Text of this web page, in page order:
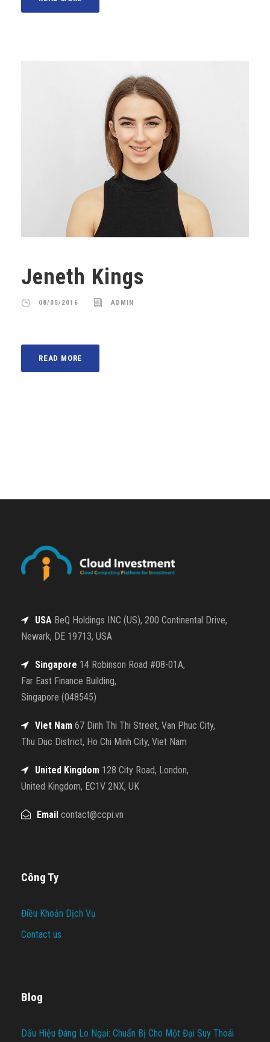
Jeneth Kings
08/05/2016 ADMIN
READ MORE
USA BeQ Holdings INC (US), 200 Continental Drive,
Newark, DE 19713, USA
Singapore 14 Robinson Road #08-01A,
Far East Finance Building,
Singapore (048545)
Viet Nam 67 Dinh Thi Thi Street, Van Phuc City,
Thu Duc District, Ho Chi Minh City, Viet Nam
United Kingdom 128 City Road, London,
United Kingdom, EC1V 2NX, UK
Email contact@ccpi.vn
Công Ty
Điều Khoản Dịch Vụ
Contact us
Blog
Dấu Hiệu Đáng Lo Ngại: Chuẩn Bị Cho Một Đại Suy Thoái